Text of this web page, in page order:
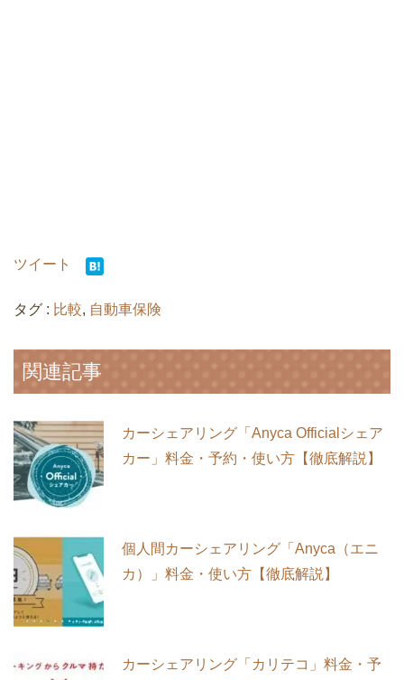
ツイート
タグ : 比較, 自動車保険
関連記事
カーシェアリング「Anyca Officialシェア
カー」料金・予約・使い方【徹底解説】
個人間カーシェアリング「Anyca（エニ
カ）」料金・使い方【徹底解説】
カーシェアリング「カリテコ」料金・予